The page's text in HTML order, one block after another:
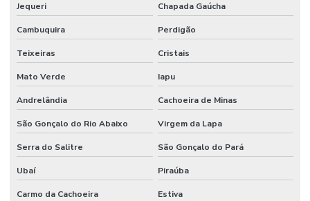
Jequeri Chapada Gaúcha
Cambuquira Perdigão
Teixeiras Cristais
Mato Verde Iapu
Andrelândia Cachoeira de Minas
São Gonçalo do Rio Abaixo Virgem da Lapa
Serra do Salitre São Gonçalo do Pará
Ubaí Piraúba
Carmo da Cachoeira Estiva